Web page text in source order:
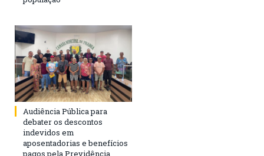
Audiência Pública para
debater os descontos
indevidos em
aposentadorias e benefícios
pagos pela Previdência